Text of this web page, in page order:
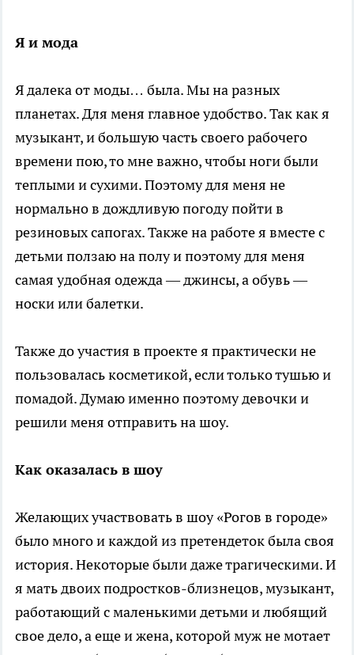
Я и мода
Я далека от моды… была. Мы на разных
планетах. Для меня главное удобство. Так как я
музыкант, и большую часть своего рабочего
времени пою, то мне важно, чтобы ноги были
теплыми и сухими. Поэтому для меня не
нормально в дождливую погоду пойти в
резиновых сапогах. Также на работе я вместе с
детьми ползаю на полу и поэтому для меня
самая удобная одежда — джинсы, а обувь —
носки или балетки.
Также до участия в проекте я практически не
пользовалась косметикой, если только тушью и
помадой. Думаю именно поэтому девочки и
решили меня отправить на шоу.
Как оказалась в шоу
Желающих участвовать в шоу «Рогов в городе»
было много и каждой из претендеток была своя
история. Некоторые были даже трагическими. И
я мать двоих подростков-близнецов, музыкант,
работающий с маленькими детьми и любящий
свое дело, а еще и жена, которой муж не мотает